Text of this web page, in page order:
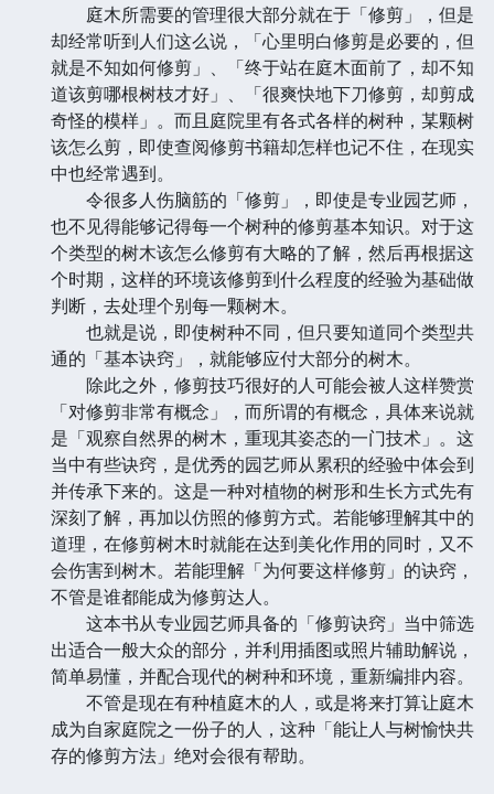
庭木所需要的管理很大部分就在于「修剪」，但是
却经常听到人们这么说，「心里明白修剪是必要的，但
就是不知如何修剪」、「终于站在庭木面前了，却不知
道该剪哪根树枝才好」、「很爽快地下刀修剪，却剪成
奇怪的模样」。而且庭院里有各式各样的树种，某颗树
该怎么剪，即使查阅修剪书籍却怎样也记不住，在现实
中也经常遇到。
令很多人伤脑筋的「修剪」，即使是专业园艺师，
也不见得能够记得每一个树种的修剪基本知识。对于这
个类型的树木该怎么修剪有大略的了解，然后再根据这
个时期，这样的环境该修剪到什么程度的经验为基础做
判断，去处理个别每一颗树木。
也就是说，即使树种不同，但只要知道同个类型共
通的「基本诀窍」，就能够应付大部分的树木。
除此之外，修剪技巧很好的人可能会被人这样赞赏
「对修剪非常有概念」，而所谓的有概念，具体来说就
是「观察自然界的树木，重现其姿态的一门技术」。这
当中有些诀窍，是优秀的园艺师从累积的经验中体会到
并传承下来的。这是一种对植物的树形和生长方式先有
深刻了解，再加以仿照的修剪方式。若能够理解其中的
道理，在修剪树木时就能在达到美化作用的同时，又不
会伤害到树木。若能理解「为何要这样修剪」的诀窍，
不管是谁都能成为修剪达人。
这本书从专业园艺师具备的「修剪诀窍」当中筛选
出适合一般大众的部分，并利用插图或照片辅助解说，
简单易懂，并配合现代的树种和环境，重新编排内容。
不管是现在有种植庭木的人，或是将来打算让庭木
成为自家庭院之一份子的人，这种「能让人与树愉快共
存的修剪方法」绝对会很有帮助。